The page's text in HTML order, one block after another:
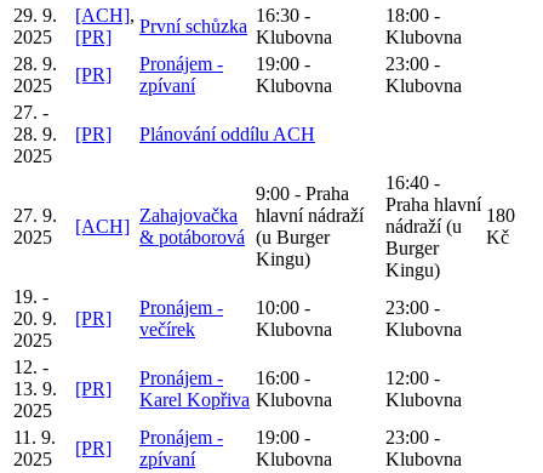
29. 9.
2025
[ACH],
[PR]
První schůzka
16:30 -
Klubovna
18:00 -
Klubovna
28. 9.
2025
[PR]
Pronájem -
zpívaní
19:00 -
Klubovna
23:00 -
Klubovna
27. -
28. 9.
2025
[PR] Plánování oddílu ACH
27. 9.
2025
[ACH]
Zahajovačka
& potáborová
9:00 - Praha
hlavní nádraží
(u Burger
Kingu)
16:40 -
Praha hlavní
nádraží (u
Burger
Kingu)
180
Kč
19. -
20. 9.
2025
[PR]
Pronájem -
večírek
10:00 -
Klubovna
23:00 -
Klubovna
12. -
13. 9.
2025
[PR]
Pronájem -
Karel Kopřiva
16:00 -
Klubovna
12:00 -
Klubovna
11. 9.
2025
[PR]
Pronájem -
zpívaní
19:00 -
Klubovna
23:00 -
Klubovna